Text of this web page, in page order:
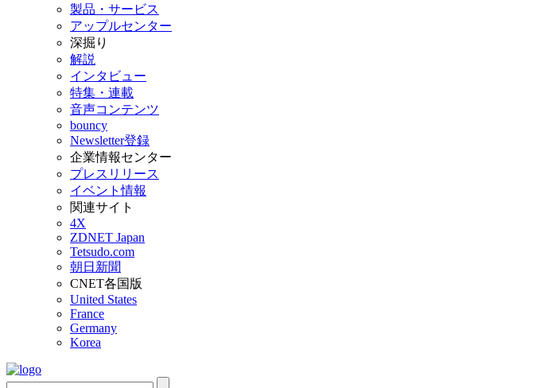
製品・サービス
アップルセンター
深掘り
解説
インタビュー
特集・連載
音声コンテンツ
bouncy
Newsletter登録
企業情報センター
プレスリリース
イベント情報
関連サイト
4X
ZDNET Japan
Tetsudo.com
朝日新聞
CNET各国版
United States
France
Germany
Korea